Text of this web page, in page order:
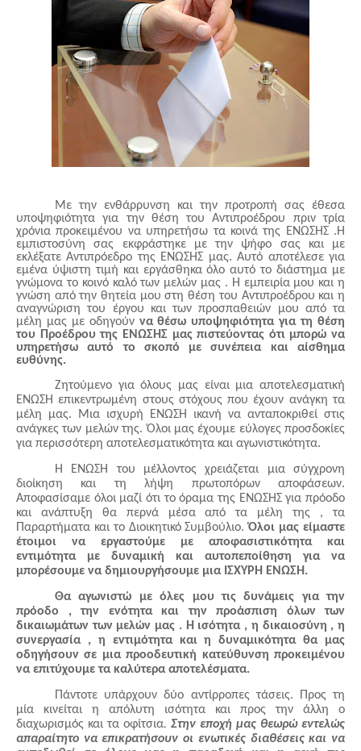
Με την ενθάρρυνση και την προτροπή σας έθεσα
υποψηφιότητα για την θέση του Αντιπροέδρου πριν τρία
χρόνια προκειμένου να υπηρετήσω τα κοινά της ΕΝΩΣΗΣ .Η
εμπιστοσύνη σας εκφράστηκε με την ψήφο σας και με
εκλέξατε Αντιπρόεδρο της ΕΝΩΣΗΣ μας. Αυτό αποτέλεσε για
εμένα ύψιστη τιμή και εργάσθηκα όλο αυτό το διάστημα με
γνώμονα το κοινό καλό των μελών μας . Η εμπειρία μου και η
γνώση από την θητεία μου στη θέση του Αντιπροέδρου και η
αναγνώριση του έργου και των προσπαθειών μου από τα
μέλη μας με οδηγούν να θέσω υποψηφιότητα για τη θέση
του Προέδρου της ΕΝΩΣΗΣ μας πιστεύοντας ότι μπορώ να
υπηρετήσω αυτό το σκοπό με συνέπεια και αίσθημα
ευθύνης.
Ζητούμενο για όλους μας είναι μια αποτελεσματική
ΕΝΩΣΗ επικεντρωμένη στους στόχους που έχουν ανάγκη τα
μέλη μας. Μια ισχυρή ΕΝΩΣΗ ικανή να ανταποκριθεί στις
ανάγκες των μελών της. Όλοι μας έχουμε εύλογες προσδοκίες
για περισσότερη αποτελεσματικότητα και αγωνιστικότητα.
Η ΕΝΩΣΗ του μέλλοντος χρειάζεται μια σύγχρονη
διοίκηση και τη λήψη πρωτοπόρων αποφάσεων.
Αποφασίσαμε όλοι μαζί ότι το όραμα της ΕΝΩΣΗΣ για πρόοδο
και ανάπτυξη θα περνά μέσα από τα μέλη της , τα
Παραρτήματα και το Διοικητικό Συμβούλιο.Όλοι μας είμαστε
έτοιμοι να εργαστούμε με αποφασιστικότητα και
εντιμότητα με δυναμική και αυτοπεποίθηση για να
μπορέσουμε να δημιουργήσουμε μια ΙΣΧΥΡΗ ΕΝΩΣΗ.
Θα αγωνιστώ με όλες μου τις δυνάμεις για την
πρόοδο , την ενότητα και την προάσπιση όλων των
δικαιωμάτων των μελών μας . Η ισότητα , η δικαιοσύνη , η
συνεργασία , η εντιμότητα και η δυναμικότητα θα μας
οδηγήσουν σε μια προοδευτική κατεύθυνση προκειμένου
να επιτύχουμε τα καλύτερα αποτελέσματα.
Πάντοτε υπάρχουν δύο αντίρροπες τάσεις. Προς τη
μία κινείται η απόλυτη ισότητα και προς την άλλη ο
διαχωρισμός και τα οφίτσια. Στην εποχή μας θεωρώ εντελώς
απαραίτητο να επικρατήσουν οι ενωτικές διαθέσεις και να